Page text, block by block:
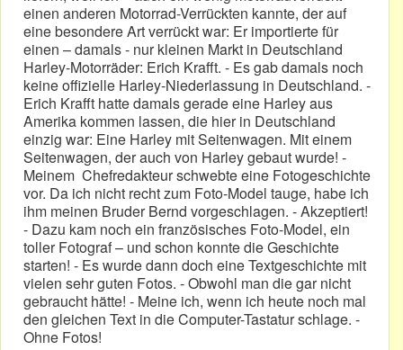
einen anderen Motorrad-Verrückten kannte, der auf
eine besondere Art verrückt war: Er importierte für
einen – damals - nur kleinen Markt in Deutschland
Harley-Motorräder: Erich Krafft. - Es gab damals noch
keine offizielle Harley-Niederlassung in Deutschland. -
Erich Krafft hatte damals gerade eine Harley aus
Amerika kommen lassen, die hier in Deutschland
einzig war: Eine Harley mit Seitenwagen. Mit einem
Seitenwagen, der auch von Harley gebaut wurde! -
Meinem Chefredakteur schwebte eine Fotogeschichte
vor. Da ich nicht recht zum Foto-Model tauge, habe ich
ihm meinen Bruder Bernd vorgeschlagen. - Akzeptiert!
- Dazu kam noch ein französisches Foto-Model, ein
toller Fotograf – und schon konnte die Geschichte
starten! - Es wurde dann doch eine Textgeschichte mit
vielen sehr guten Fotos. - Obwohl man die gar nicht
gebraucht hätte! - Meine ich, wenn ich heute noch mal
den gleichen Text in die Computer-Tastatur schlage. -
Ohne Fotos!